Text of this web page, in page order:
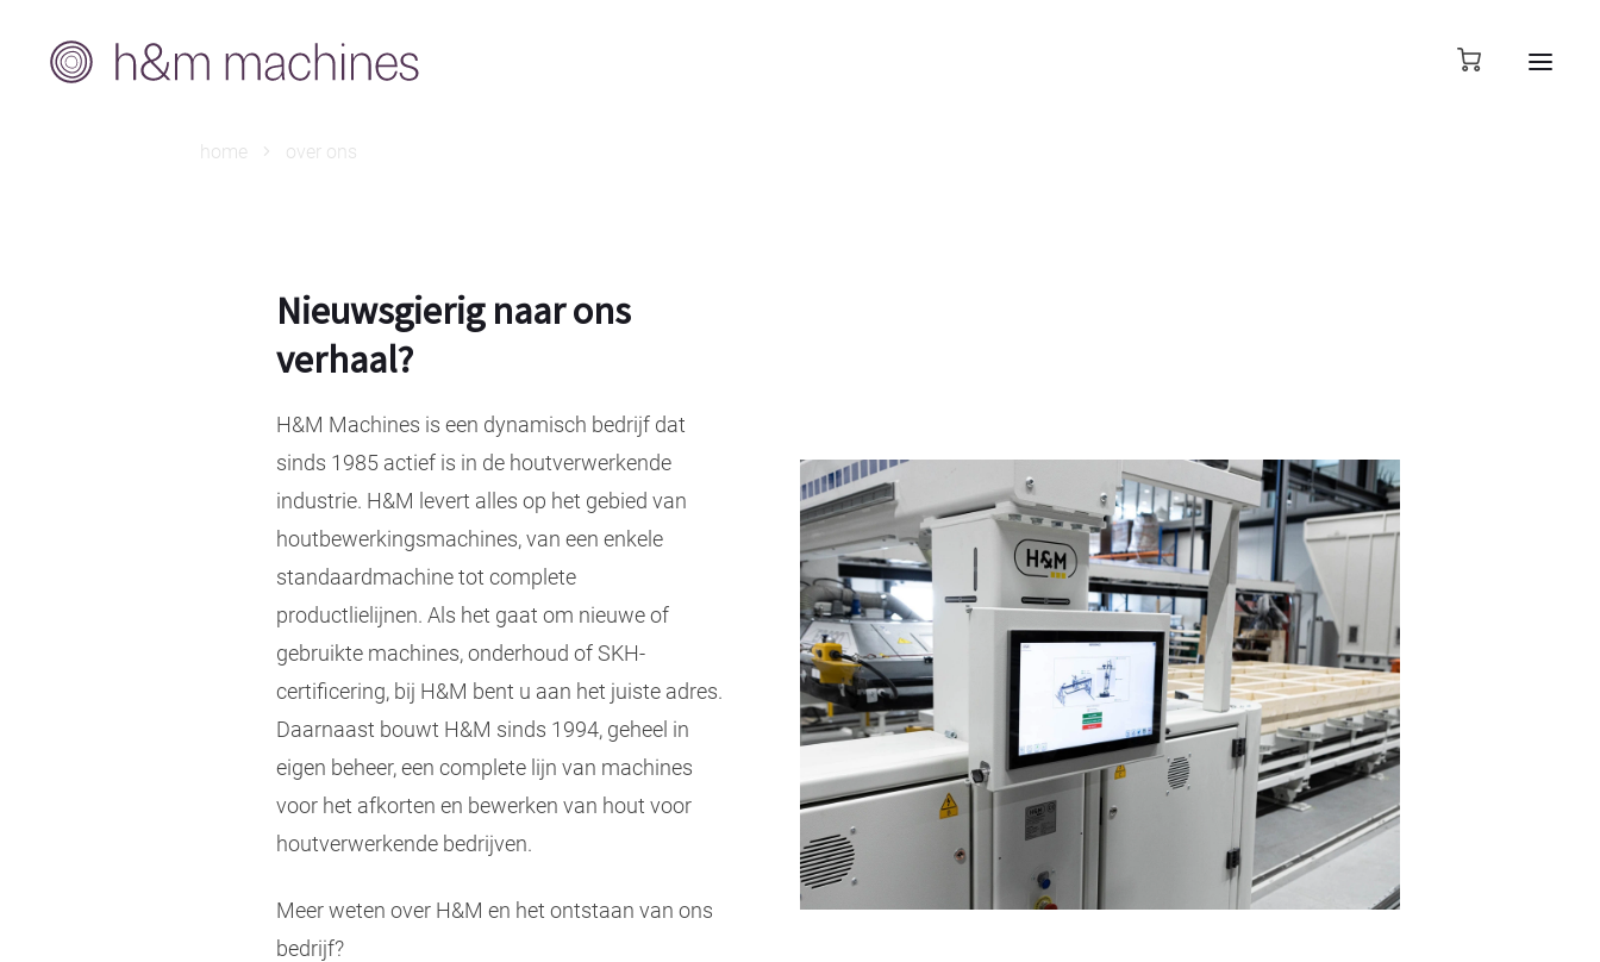
home over ons
Nieuwsgierig naar ons
verhaal?
H&M Machines is een dynamisch bedrijf dat
sinds 1985 actief is in de houtverwerkende
industrie. H&M levert alles op het gebied van
houtbewerkingsmachines, van een enkele
standaardmachine tot complete
productlielijnen. Als het gaat om nieuwe of
gebruikte machines, onderhoud of SKH-
certificering, bij H&M bent u aan het juiste adres.
Daarnaast bouwt H&M sinds 1994, geheel in
eigen beheer, een complete lijn van machines
voor het afkorten en bewerken van hout voor
houtverwerkende bedrijven.
Meer weten over H&M en het ontstaan van ons
bedrijf?